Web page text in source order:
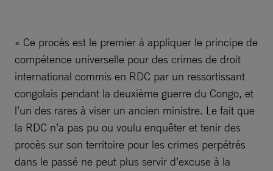
« Ce procès est le premier à appliquer le principe de
compétence universelle pour des crimes de droit
international commis en RDC par un ressortissant
congolais pendant la deuxième guerre du Congo, et
l’un des rares à viser un ancien ministre. Le fait que
la RDC n’a pas pu ou voulu enquêter et tenir des
procès sur son territoire pour les crimes perpétrés
dans le passé ne peut plus servir d’excuse à la